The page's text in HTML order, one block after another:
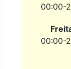
00:00-
00:00-